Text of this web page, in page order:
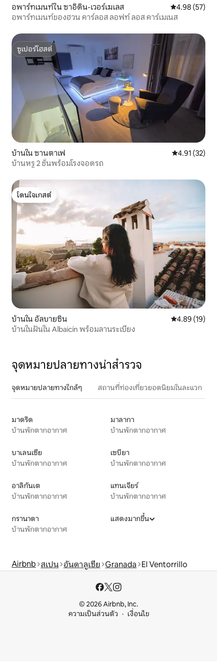
อพาร์ทเมนท์ใน ซาอิดิน-เวอร์เฆเลส คะแนนเฉลี่ย
4.98 (57)
อพาร์ทเมนท์ของฮวน คาร์ลอส ลอฟท์ ลอส คาร์เมเนส
ซูเปอร์โฮสต์
ซูเปอร์โฮสต์
บ้านใน ซานตาเฟ คะแนนเฉลี่ย
4.91 (32)
บ้านหรู 2 ชั้นพร้อมโรงจอดรถ
โดนใจเกสต์
โดนใจเกสต์
บ้านใน อัลบายซิน คะแนนเฉลี่ย
4.89 (19)
บ้านในฝันใน Albaicín พร้อมลานระเบียง
จุดหมายปลายทางน่าสำรวจ
จุดหมายปลายทางใกล้ๆ สถานที่ท่องเที่ยวยอดนิยมในละแวก
มาดริด
บ้านพักตากอากาศ
มาลากา
บ้านพักตากอากาศ
บาเลนเซีย
บ้านพักตากอากาศ
เซบียา
บ้านพักตากอากาศ
อาลิกันเต
บ้านพักตากอากาศ
แทนเจียร์
บ้านพักตากอากาศ
กรานาดา
บ้านพักตากอากาศ
แสดงมากขึ้น
Airbnb สเปน อันดาลูเซีย Granada El Ventorrillo
© 2026 Airbnb, Inc.
ความเป็นส่วนตัว
เงื่อนไข